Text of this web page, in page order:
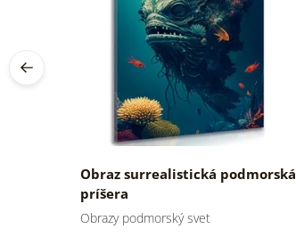
Obraz surrealistická podmorská
príšera
Obrazy podmorský svet